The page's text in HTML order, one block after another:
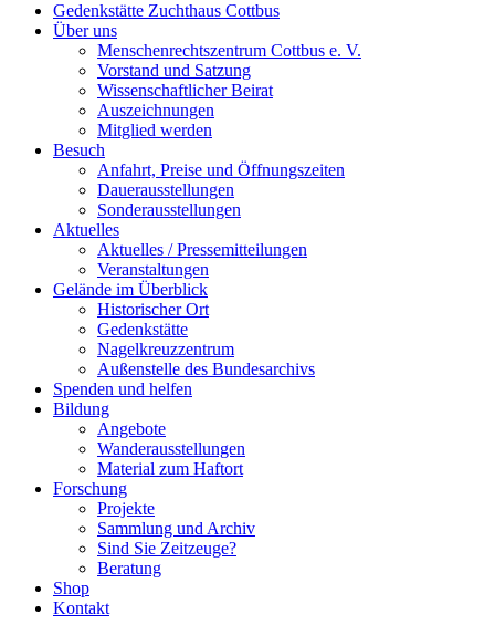
Gedenkstätte Zuchthaus Cottbus
Über uns
Menschenrechtszentrum Cottbus e. V.
Vorstand und Satzung
Wissenschaftlicher Beirat
Auszeichnungen
Mitglied werden
Besuch
Anfahrt, Preise und Öffnungszeiten
Dauerausstellungen
Sonderausstellungen
Aktuelles
Aktuelles / Pressemitteilungen
Veranstaltungen
Gelände im Überblick
Historischer Ort
Gedenkstätte
Nagelkreuzzentrum
Außenstelle des Bundesarchivs
Spenden und helfen
Bildung
Angebote
Wanderausstellungen
Material zum Haftort
Forschung
Projekte
Sammlung und Archiv
Sind Sie Zeitzeuge?
Beratung
Shop
Kontakt